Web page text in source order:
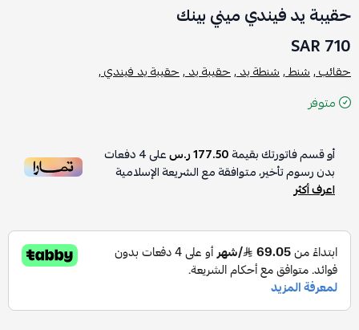
حقيبة يد فيندي ميني بينك
710 SAR
حقائب ,شنط ,شنطة يد ,حقيبة يد ,حقيبة يد فيندي ,
متوفر
أو قسم فاتورتك بقيمة177.50 ر.س على4دفعات
بدون رسوم تأخير، متوافقة مع الشريعة الإسلامية
اعرف أكثر